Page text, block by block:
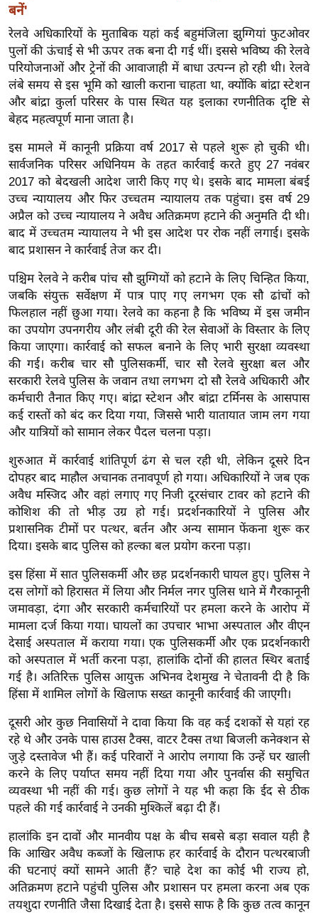
बे
मि
सा
ल
श
ख्सि
त
यं
ग
इं
डि
या
सा
हि
त्य
ज
ग
त
ऑ
टो
व
र्ल्ड
न्यू
ज
ब्री
फ
म
रं
ज
न
ज
ग
त
बॉ
वु
ड
हॉ
ली
वु
फि
ल्म
स
मी
बनें'
रेलवे अधिकारियों के मुताबिक यहां कई बहुमंजिला झुग्गियां फुटओवर
पुलों की ऊंचाई से भी ऊपर तक बना दी गई थीं। इससे भविष्य की रेलवे
परियोजनाओं और ट्रेनों की आवाजाही में बाधा उत्पन्न हो रही थी। रेलवे
लंबे समय से इस भूमि को खाली कराना चाहता था, क्योंकि बांद्रा स्टेशन
और बांद्रा कुर्ला परिसर के पास स्थित यह इलाका रणनीतिक दृष्टि से
बेहद महत्वपूर्ण माना जाता है।
इस मामले में कानूनी प्रक्रिया वर्ष 2017 से पहले शुरू हो चुकी थी।
सार्वजनिक परिसर अधिनियम के तहत कार्रवाई करते हुए 27 नवंबर
2017 को बेदखली आदेश जारी किए गए थे। इसके बाद मामला बंबई
उच्च न्यायालय और फिर उच्चतम न्यायालय तक पहुंचा। इस वर्ष 29
अप्रैल को उच्च न्यायालय ने अवैध अतिक्रमण हटाने की अनुमति दी थी।
बाद में उच्चतम न्यायालय ने भी इस आदेश पर रोक नहीं लगाई। इसके
बाद प्रशासन ने कार्रवाई तेज कर दी।
पश्चिम रेलवे ने करीब पांच सौ झुग्गियों को हटाने के लिए चिन्हित किया,
जबकि संयुक्त सर्वेक्षण में पात्र पाए गए लगभग एक सौ ढांचों को
फिलहाल नहीं छुआ गया। रेलवे का कहना है कि भविष्य में इस जमीन
का उपयोग उपनगरीय और लंबी दूरी की रेल सेवाओं के विस्तार के लिए
किया जाएगा। कार्रवाई को सफल बनाने के लिए भारी सुरक्षा व्यवस्था
की गई। करीब चार सौ पुलिसकर्मी, चार सौ रेलवे सुरक्षा बल और
सरकारी रेलवे पुलिस के जवान तथा लगभग दो सौ रेलवे अधिकारी और
कर्मचारी तैनात किए गए। बांद्रा स्टेशन और बांद्रा टर्मिनस के आसपास
कई रास्तों को बंद कर दिया गया, जिससे भारी यातायात जाम लग गया
और यात्रियों को सामान लेकर पैदल चलना पड़ा।
शुरुआत में कार्रवाई शांतिपूर्ण ढंग से चल रही थी, लेकिन दूसरे दिन
दोपहर बाद माहौल अचानक तनावपूर्ण हो गया। अधिकारियों ने जब एक
अवैध मस्जिद और वहां लगाए गए निजी दूरसंचार टावर को हटाने की
कोशिश की तो भीड़ उग्र हो गई। प्रदर्शनकारियों ने पुलिस और
प्रशासनिक टीमों पर पत्थर, बर्तन और अन्य सामान फेंकना शुरू कर
दिया। इसके बाद पुलिस को हल्का बल प्रयोग करना पड़ा।
इस हिंसा में सात पुलिसकर्मी और छह प्रदर्शनकारी घायल हुए। पुलिस ने
दस लोगों को हिरासत में लिया और निर्मल नगर पुलिस थाने में गैरकानूनी
जमावड़ा, दंगा और सरकारी कर्मचारियों पर हमला करने के आरोप में
मामला दर्ज किया गया। घायलों का उपचार भाभा अस्पताल और वीएन
देसाई अस्पताल में कराया गया। एक पुलिसकर्मी और एक प्रदर्शनकारी
को अस्पताल में भर्ती करना पड़ा, हालांकि दोनों की हालत स्थिर बताई
गई है। अतिरिक्त पुलिस आयुक्त अभिनव देशमुख ने चेतावनी दी है कि
हिंसा में शामिल लोगों के खिलाफ सख्त कानूनी कार्रवाई की जाएगी।
दूसरी ओर कुछ निवासियों ने दावा किया कि वह कई दशकों से यहां रह
रहे थे और उनके पास हाउस टैक्स, वाटर टैक्स तथा बिजली कनेक्शन से
जुड़े दस्तावेज भी हैं। कई परिवारों ने आरोप लगाया कि उन्हें घर खाली
करने के लिए पर्याप्त समय नहीं दिया गया और पुनर्वास की समुचित
व्यवस्था भी नहीं की गई। कुछ लोगों ने यह भी कहा कि ईद से ठीक
पहले की गई कार्रवाई ने उनकी मुश्किलें बढ़ा दी हैं।
हालांकि इन दावों और मानवीय पक्ष के बीच सबसे बड़ा सवाल यही है
कि आखिर अवैध कब्जों के खिलाफ हर कार्रवाई के दौरान पत्थरबाजी
की घटनाएं क्यों सामने आती हैं? चाहे देश का कोई भी राज्य हो,
अतिक्रमण हटाने पहुंची पुलिस और प्रशासन पर हमला करना अब एक
तयशुदा रणनीति जैसा दिखाई देता है। इससे साफ है कि कुछ तत्व कानून